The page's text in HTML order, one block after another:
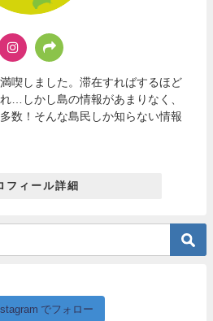
喫しました。滞在すればするほど
…しかし島の情報があまりなく、
数！そんな島民しか知らない情報
フィール詳細
でフォロー